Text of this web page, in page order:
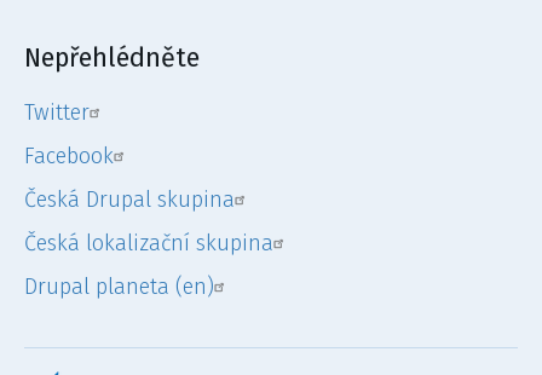
Nepřehlédněte
Twitter
Facebook
Česká Drupal skupina
Česká lokalizační skupina
Drupal planeta (en)